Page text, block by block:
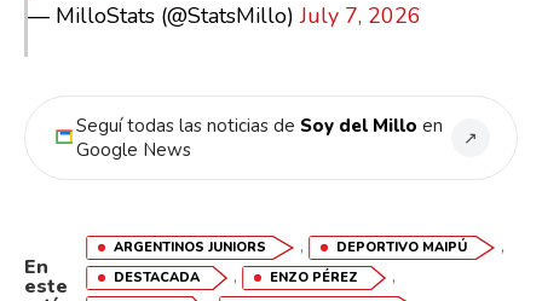
— MilloStats (@StatsMillo)July 7, 2026
Seguí todas las noticias de Soy del Millo en
Google News
↗
En
este
ARGENTINOS JUNIORS , DEPORTIVO MAIPÚ ,
DESTACADA , ENZO PÉREZ ,